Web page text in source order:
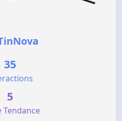
35
5
Tendance